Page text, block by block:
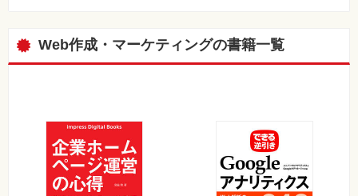
イ
Web作成・マーケティングの書籍一覧